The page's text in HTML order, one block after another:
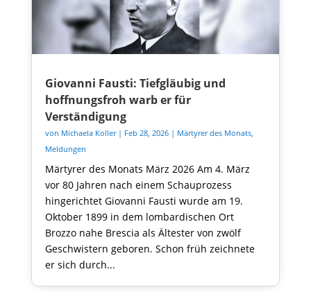
Giovanni Fausti: Tiefgläubig und
hoffnungsfroh warb er für
Verständigung
von Michaela Koller| Feb 28, 2026| Märtyrer des Monats,
Meldungen
Märtyrer des Monats März 2026 Am 4. März
vor 80 Jahren nach einem Schauprozess
hingerichtet Giovanni Fausti wurde am 19.
Oktober 1899 in dem lombardischen Ort
Brozzo nahe Brescia als Ältester von zwölf
Geschwistern geboren. Schon früh zeichnete
er sich durch...